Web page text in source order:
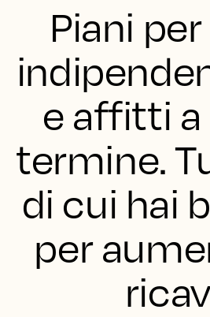
Piani
e affitti a
termine.
di cui hai
per